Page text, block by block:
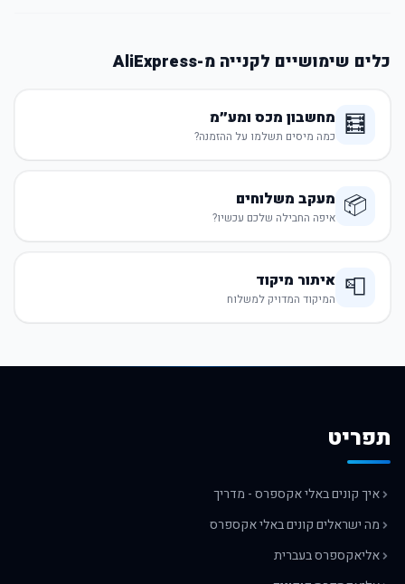
כלים שימושיים לקנייה מ-AliExpress
🧮 מחשבון מכס ומע״מ
כמה מיסים תשלמו על ההזמנה?
📦 מעקב משלוחים
איפה החבילה שלכם עכשיו?
📮 איתור מיקוד
המיקוד המדויק למשלוח
תפריט
איך קונים באלי אקספרס - מדריך
מה ישראלים קונים באלי אקספרס
אליאקספרס בעברית